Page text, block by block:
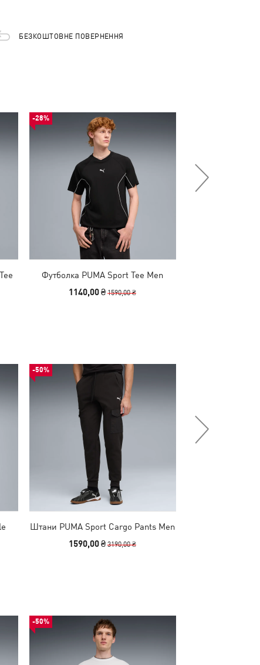
БЕЗКОШТОВНЕ ПОВЕРНЕННЯ
-28%
Футболка PUMA Sport Tee Men
1140,00 ₴1590,00 ₴
-50%
Штани PUMA Sport Cargo Pants Men
1590,00 ₴3190,00 ₴
-50%